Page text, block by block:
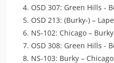
OSD 307: Green Hills -
OSD 213: (Burky-) –
NS-102: Chicago – Burky
OSD 308: Green Hills -
NS-103: Burky – Chicago